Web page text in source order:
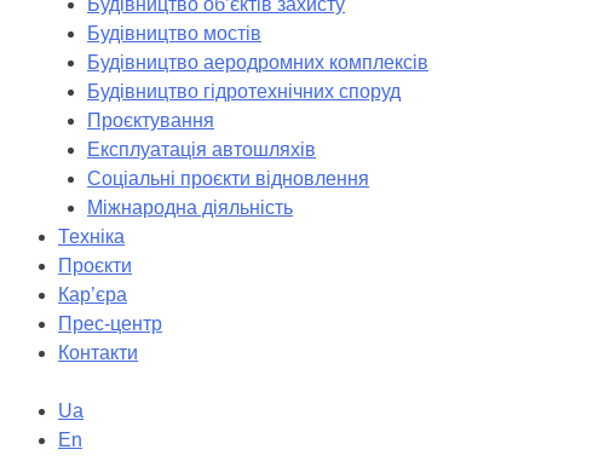
Будівництво обʼєктів захисту
Будівництво мостів
Будівництво аеродромних комплексів
Будівництво гідротехнічних споруд
Проєктування
Експлуатація автошляхів
Соціальні проєкти відновлення
Міжнародна діяльність
Техніка
Проєкти
Кар’єра
Прес-центр
Контакти
Ua
En